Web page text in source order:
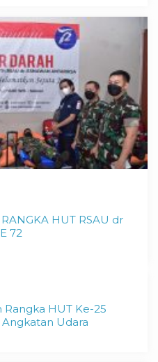
HUT RSAU dr
72
HUT Ke-25
Udara